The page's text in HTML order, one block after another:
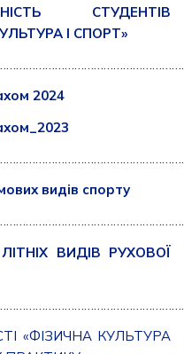
СТУДЕНТІВ
І СПОРТ»
2024
видів спорту
ВИДІВ РУХОВОЇ
«ФІЗИЧНА КУЛЬТУРА